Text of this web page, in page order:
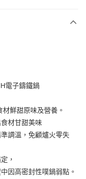
業銀行
際商業銀行
業銀行
業銀行
際商業銀行
台灣）商業銀行
託商業銀行
邦商業銀行
際商業銀行
業銀行
際商業銀行
業銀行
台灣）商業銀行
電子鑄鐵鍋
鮮甜原味及營養。
材甘甜美味
調溫，免顧爐火零失
，
因高密封性噗鍋弱點。